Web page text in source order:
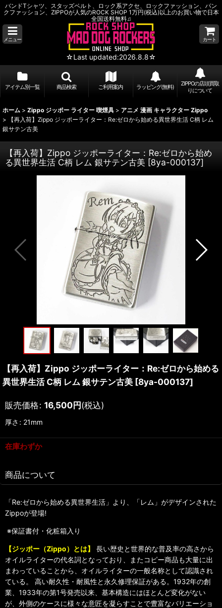
バンドTシャツ、スタッズベルト、ロック系アクセ、ロックファッション、パン
クファッション、ZIPPOが人気のROCK SHOP 1万円(税込)以上のお買い物で日本
全国送料無料♫
メニュー
☆Last updated:2026.8.8☆
カート
アイテム別一覧 商品検索 ご利用案内 ラッピング(無料)
ZIPPOの店頭買取
りについて
ホーム > Zippo ジッポー ライター 喫煙具 > アニメ 漫画 キャラクター Zippo
>
【再入荷】Zippo ジッポーライター：Re:ゼロから始める異世界生活 C柄 レム
銀サテン古美
【再入荷】Zippo ジッポーライター：Re:ゼロから始め
る異世界生活 C柄 レム 銀サテン古美 [8ya-000137]
【再入荷】Zippo ジッポーライター：Re:ゼロから始める
異世界生活 C柄 レム 銀サテン古美 [8ya-000137]
販売価格: 16,500円(税込)
厚さ : 21mm
在庫わずか
商品について
「Re:ゼロから始める異世界生活」より、「レム」がデザインされた
Zippoが登場!
※保証書付・化粧箱入り
【ジッポー（Zippo）とは】
長い歴史と世界的な普及率の高さから
オイルライターの代名詞となっており、またコピー商品も大量に出
まわっていることから、オイルライターの一般名称として認識され
ている。 高い耐久性・耐風性と永久修理保証がある。1932年の創
業、1933年の第1号発売以来、基本構造にはほとんど変化がない
が、外側のケースに様々な意匠を凝らすことで豊富なバリエーショ